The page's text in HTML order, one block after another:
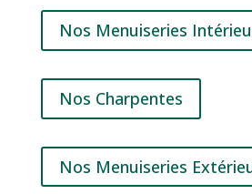
Nos Menuiseries
Nos Charpentes
Nos Menuiseries